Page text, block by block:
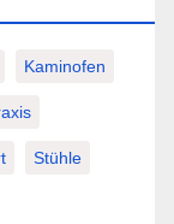
Kaminofen
Stühle